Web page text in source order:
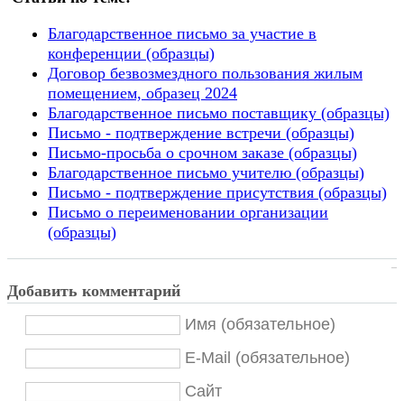
Благодарственное письмо за участие в
конференции (образцы)
Договор безвозмездного пользования жилым
помещением, образец 2024
Благодарственное письмо поставщику (образцы)
Письмо - подтверждение встречи (образцы)
Письмо-просьба о срочном заказе (образцы)
Благодарственное письмо учителю (образцы)
Письмо - подтверждение присутствия (образцы)
Письмо о переименовании организации
(образцы)
Добавить комментарий
Имя (обязательное)
E-Mail (обязательное)
Сайт